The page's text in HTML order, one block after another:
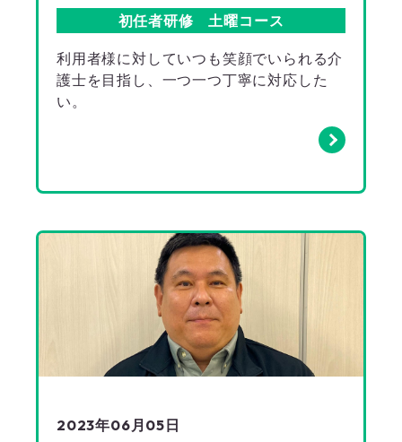
初任者研修 土曜コース
利用者様に対していつも笑顔でいられる介
護士を目指し、一つ一つ丁寧に対応した
い。
2023年06月05日